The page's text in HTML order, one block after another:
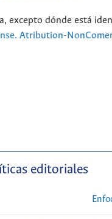
excepto dónde está
Atribution-
editoriales